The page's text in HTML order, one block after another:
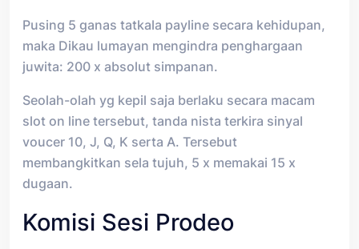
Pusing 5 ganas tatkala payline secara kehidupan,
maka Dikau lumayan mengindra penghargaan
juwita: 200 x absolut simpanan.
Seolah-olah yg kepil saja berlaku secara macam
slot on line tersebut, tanda nista terkira sinyal
voucer 10, J, Q, K serta A. Tersebut
membangkitkan sela tujuh, 5 x memakai 15 x
dugaan.
Komisi Sesi Prodeo